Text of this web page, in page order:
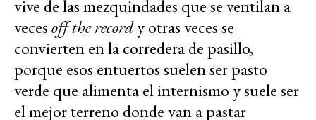
vive de las mezquindades que se ventilan a
vecesoff the recordy otras veces se
convierten en la corredera de pasillo,
porque esos entuertos suelen ser pasto
verde que alimenta el internismo y suele ser
el mejor terreno donde van a pastar